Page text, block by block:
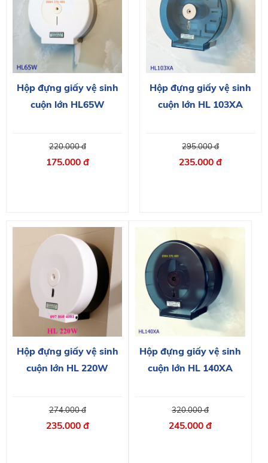
Hộp đựng giấy vệ sinh
cuộn lớn HL65W
220.000 đ
175.000 đ
Hộp đựng giấy vệ sinh
cuộn lớn HL 103XA
295.000 đ
235.000 đ
Hộp đựng giấy vệ sinh
cuộn lớn HL 220W
274.000 đ
235.000 đ
Hộp đựng giấy vệ sinh
cuộn lớn HL 140XA
320.000 đ
245.000 đ